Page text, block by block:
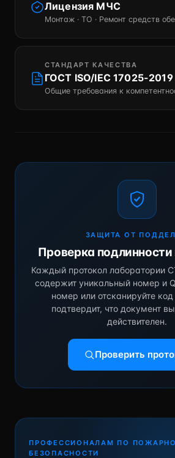
Лицензия МЧС
Монтаж · ТО · Ремонт средств
СТАНДАРТ КАЧЕСТВА
ГОСТ ISO/IEC 17025-2019
Общие требования к
ЗАЩИТА ОТ
Проверка
Каждый протокол лаборатории
содержит уникальный номер и
номер или отсканируйте
подтвердит, что документ
действителен.
Проверить
ПРОФЕССИОНАЛАМ ПО
БЕЗОПАСНОСТИ